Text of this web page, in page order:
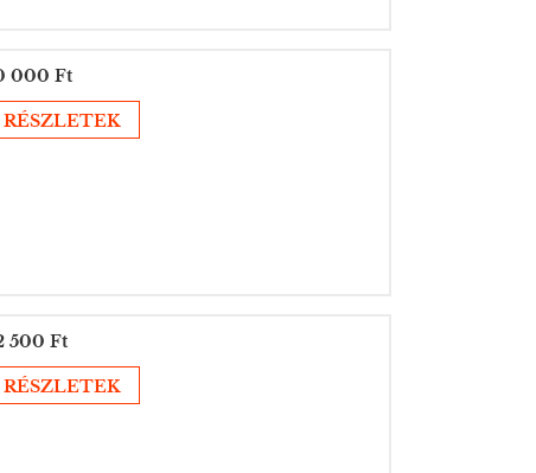
000 Ft
RÉSZLETEK
500 Ft
RÉSZLETEK